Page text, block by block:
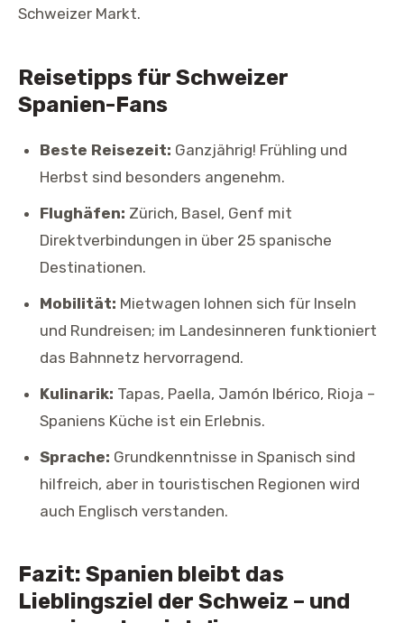
Schweizer Markt.
Reisetipps für Schweizer
Spanien-Fans
Beste Reisezeit: Ganzjährig! Frühling und
Herbst sind besonders angenehm.
Flughäfen: Zürich, Basel, Genf mit
Direktverbindungen in über 25 spanische
Destinationen.
Mobilität: Mietwagen lohnen sich für Inseln
und Rundreisen; im Landesinneren funktioniert
das Bahnnetz hervorragend.
Kulinarik: Tapas, Paella, Jamón Ibérico, Rioja –
Spaniens Küche ist ein Erlebnis.
Sprache: Grundkenntnisse in Spanisch sind
hilfreich, aber in touristischen Regionen wird
auch Englisch verstanden.
Fazit: Spanien bleibt das
Lieblingsziel der Schweiz – und